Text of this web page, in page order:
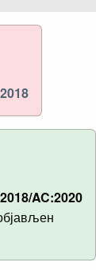
AC:2020